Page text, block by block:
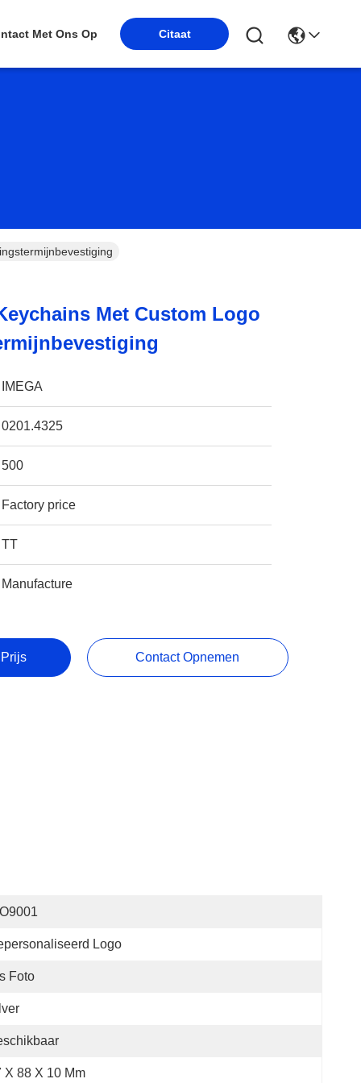
Met Ons Op Citaat
Met Custom Logo
IMEGA
0201.4325
500
Factory price
TT
Manufacture
Contact Opnemen
Logo
Foto
X 88 X 10 Mm